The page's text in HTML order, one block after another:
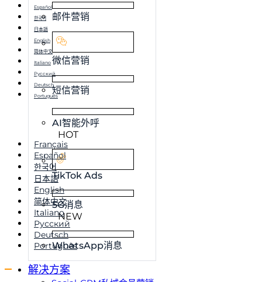
邮件营销
微信营销
短信营销
AI智能外呼
HOT
TikTok Ads
5G消息
NEW
WhatsApp消息
解决方案
Español
한국어
日本語
English
简体中文
Italiano
Русский
Deutsch
Português
Français
Español
한국어
日本語
English
简体中文
Italiano
Русский
Deutsch
Português